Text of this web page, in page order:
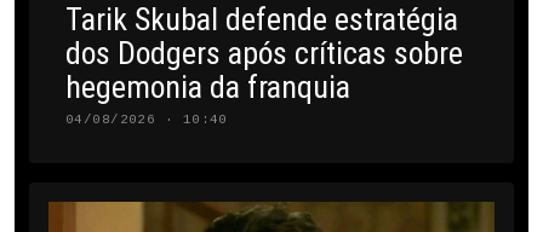
Tarik Skubal defende estratégia
dos Dodgers após críticas sobre
hegemonia da franquia
04/08/2026 · 10:40